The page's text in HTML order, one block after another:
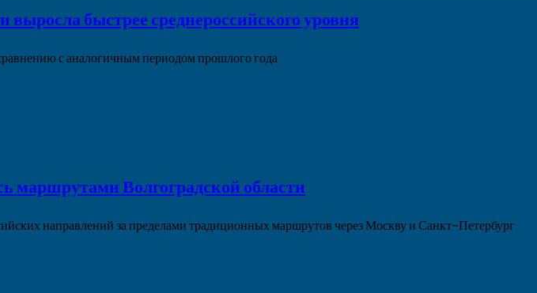
выросла быстрее среднероссийского уровня
с аналогичным периодом прошлого года
маршрутами Волгоградской области
направлений за пределами традиционных маршрутов через Москву и Санкт-Петербург